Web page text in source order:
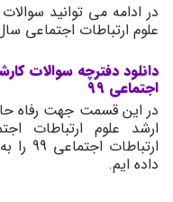
در ادامه می توانید
علوم ارتباطات اجتماعی
دانلود دفترچه سوالات
اجتماعی 99
در این قسمت جهت رفاه
ارشد علوم ارتباطات
داده ایم.